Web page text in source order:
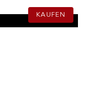
KAUFEN